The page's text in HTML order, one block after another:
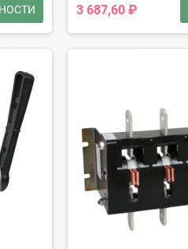
3 687,60 ₽